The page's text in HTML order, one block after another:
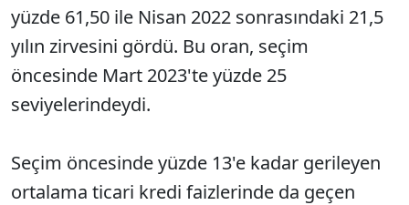
yüzde 61,50 ile Nisan 2022 sonrasındaki 21,5
yılın zirvesini gördü. Bu oran, seçim
öncesinde Mart 2023'te yüzde 25
seviyelerindeydi.
Seçim öncesinde yüzde 13'e kadar gerileyen
ortalama ticari kredi faizlerinde da geçen